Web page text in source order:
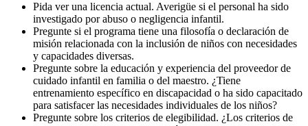
Pida ver una licencia actual. Averigüe si el personal ha sido
investigado por abuso o negligencia infantil.
Pregunte si el programa tiene una filosofía o declaración de
misión relacionada con la inclusión de niños con necesidades
y capacidades diversas.
Pregunte sobre la educación y experiencia del proveedor de
cuidado infantil en familia o del maestro. ¿Tiene
entrenamiento específico en discapacidad o ha sido capacitado
para satisfacer las necesidades individuales de los niños?
Pregunte sobre los criterios de elegibilidad. ¿Los criterios de